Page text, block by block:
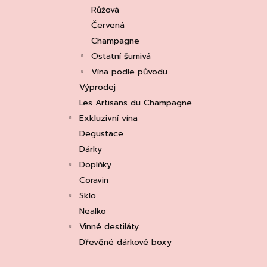
Růžová
Červená
Champagne
Ostatní šumivá
Vína podle původu
Výprodej
Les Artisans du Champagne
Exkluzivní vína
Degustace
Dárky
Doplňky
Coravin
Sklo
Nealko
Vinné destiláty
Dřevěné dárkové boxy
ASOLO PROSECCO SUPERIORE DOCG
BRUT, MARTIGNAGO
253 Kč
Původně: 335 Kč